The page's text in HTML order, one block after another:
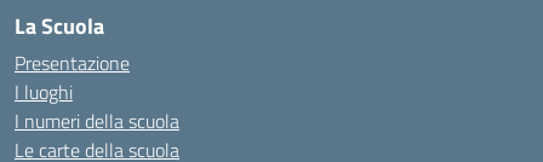
La Scuola
Presentazione
I luoghi
I numeri della scuola
Le carte della scuola